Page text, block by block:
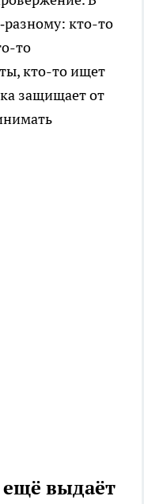
кто-то
то
кто-то ищет
защищает от
ещё выдаёт